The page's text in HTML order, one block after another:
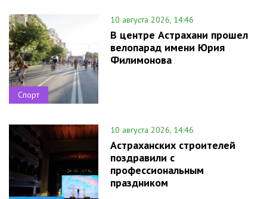
Спорт
10 августа 2026, 14:46
В центре Астрахани прошел
велопарад имени Юрия
Филимонова
10 августа 2026, 14:46
Астраханских строителей
поздравили с
профессиональным
праздником